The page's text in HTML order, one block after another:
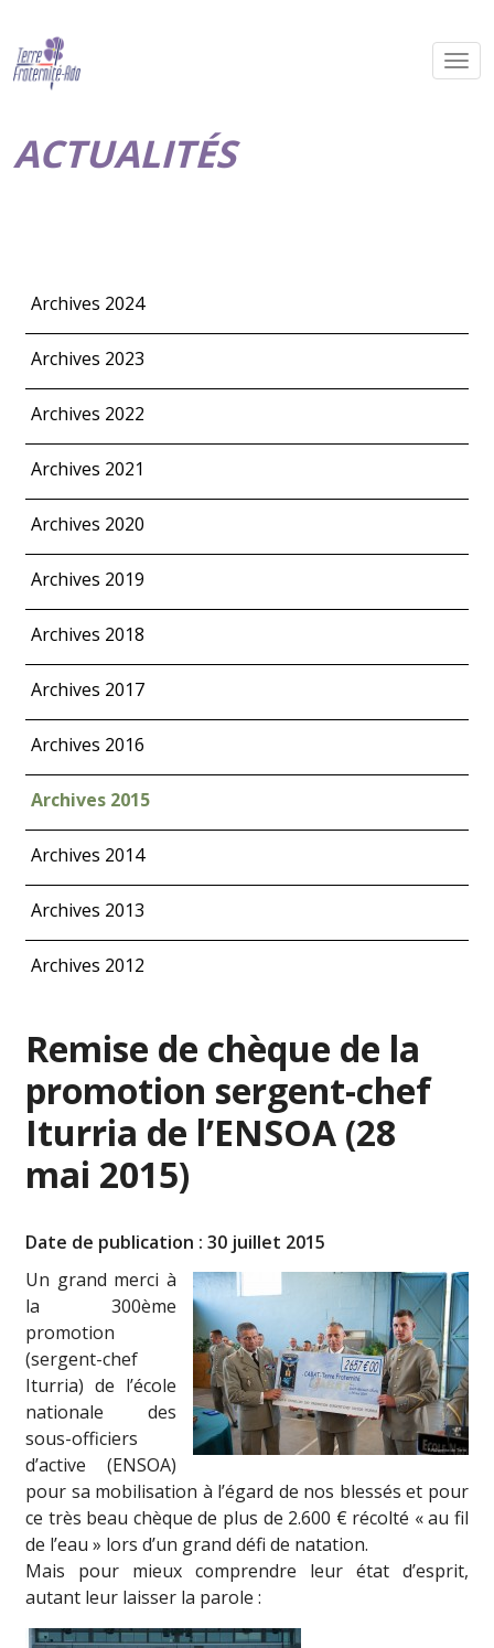
ACTUALITÉS
Archives 2024
Archives 2023
Archives 2022
Archives 2021
Archives 2020
Archives 2019
Archives 2018
Archives 2017
Archives 2016
Archives 2015
Archives 2014
Archives 2013
Archives 2012
Remise de chèque de la
promotion sergent-chef
Iturria de l’ENSOA (28
mai 2015)
Date de publication : 30 juillet 2015
Un grand merci à
la 300ème
promotion
(sergent-chef
Iturria) de l’école
nationale des
sous-officiers
d’active (ENSOA)
pour sa mobilisation à l’égard de nos blessés et pour
ce très beau chèque de plus de 2.600 € récolté « au fil
de l’eau » lors d’un grand défi de natation.
Mais pour mieux comprendre leur état d’esprit,
autant leur laisser la parole :